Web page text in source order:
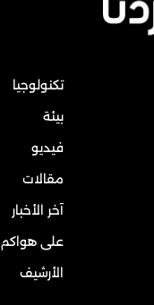
تكنولوجيا
بيئة
فيديو
مقالات
آخر الأخبار
على هواكم
الأرشيف